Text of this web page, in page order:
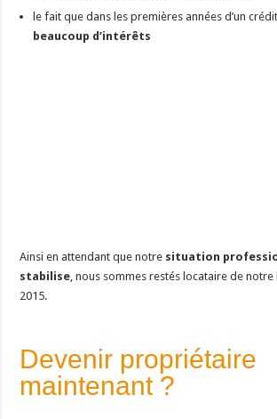
le fait que dans les premières années d’un
beaucoup d’intérêts
Ainsi en attendant que notre situation
stabilise, nous sommes restés locataire de
2015.
Devenir propriétaire
maintenant ?